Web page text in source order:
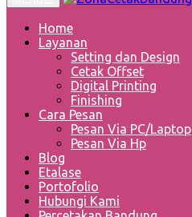
Home
Layanan
Setting dan Design
Cetak Offset
Digital Printing
Finishing
Cara Pesan
Pesan Via PC/Laptop
Pesan Via Hp
Blog
Etalase
Portofolio
Hubungi Kami